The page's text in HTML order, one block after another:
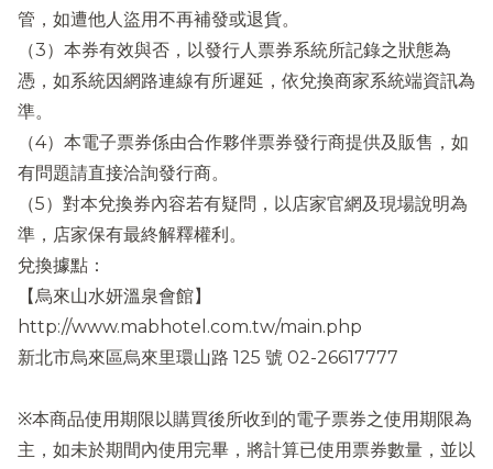
管，如遭他人盜用不再補發或退貨。
（3）本券有效與否，以發行人票券系統所記錄之狀態為
憑，如系統因網路連線有所遲延，依兌換商家系統端資訊為
準。
（4）本電子票券係由合作夥伴票券發行商提供及販售，如
有問題請直接洽詢發行商。
（5）對本兌換券內容若有疑問，以店家官網及現場說明為
準，店家保有最終解釋權利。
兌換據點：
【烏來山水妍溫泉會館】
http://www.mabhotel.com.tw/main.php
新北市烏來區烏來里環山路 125 號 02-26617777
※本商品使用期限以購買後所收到的電子票券之使用期限為
主，如未於期間內使用完畢，將計算已使用票券數量，並以